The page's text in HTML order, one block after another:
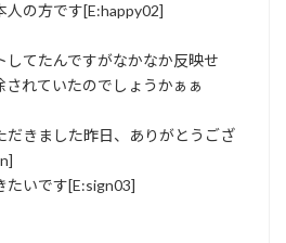
人の方です[E:happy02]
てたんですがなかなか反映せ
れていたのでしょうかぁぁ
だきました昨日、ありがとうござ
たいです[E:sign03]